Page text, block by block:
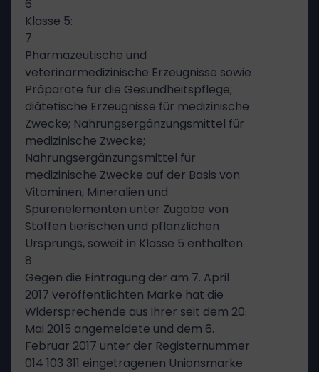
6
Klasse 5:
7
Pharmazeutische und
veterinärmedizinische Erzeugnisse sowie
Präparate für die Gesundheitspflege;
diätetische Erzeugnisse für medizinische
Zwecke; Nahrungsergänzungsmittel für
medizinische Zwecke;
Nahrungsergänzungsmittel für
medizinische Zwecke auf der Basis von
Vitaminen, Mineralien und
Spurenelementen unter Zugabe von
Stoffen tierischen und pflanzlichen
Ursprungs, soweit in Klasse 5 enthalten.
8
Gegen die Eintragung der am 7. April
2017 veröffentlichten Marke hat die
Widersprechende aus ihrer seit dem 20.
Mai 2015 angemeldete und dem 6.
Februar 2017 unter der Registernummer
014 103 311 eingetragenen Unionsmarke